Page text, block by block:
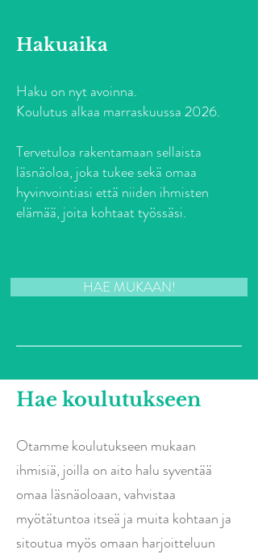
Hakuaika
Haku on nyt avoinna.
Koulutus alkaa marraskuussa 2026.
Tervetuloa rakentamaan sellaista
läsnäoloa, joka tukee sekä omaa
hyvinvointiasi että niiden ihmisten
elämää, joita kohtaat työssäsi.
HAE MUKAAN!
Hae koulutukseen
Otamme koulutukseen mukaan
ihmisiä, joilla on aito halu syventää
omaa läsnäoloaan, vahvistaa
myötätuntoa itseä ja muita kohtaan ja
sitoutua myös omaan harjoitteluun